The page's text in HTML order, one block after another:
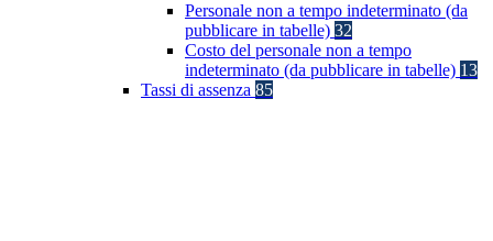
Personale non a tempo indeterminato (da
pubblicare in tabelle) 32
Costo del personale non a tempo
indeterminato (da pubblicare in tabelle) 13
Tassi di assenza 85